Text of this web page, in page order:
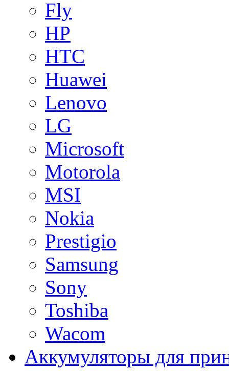
Fly
HP
HTC
Huawei
Lenovo
LG
Microsoft
Motorola
MSI
Nokia
Prestigio
Samsung
Sony
Toshiba
Wacom
Аккумуляторы для